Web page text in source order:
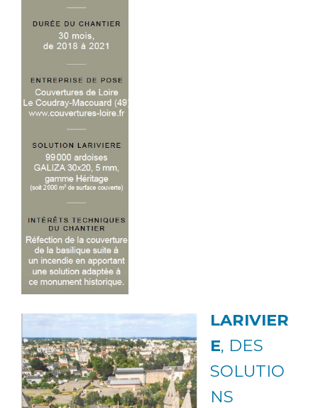
LARIVIER
E, DES
SOLUTIO
NS